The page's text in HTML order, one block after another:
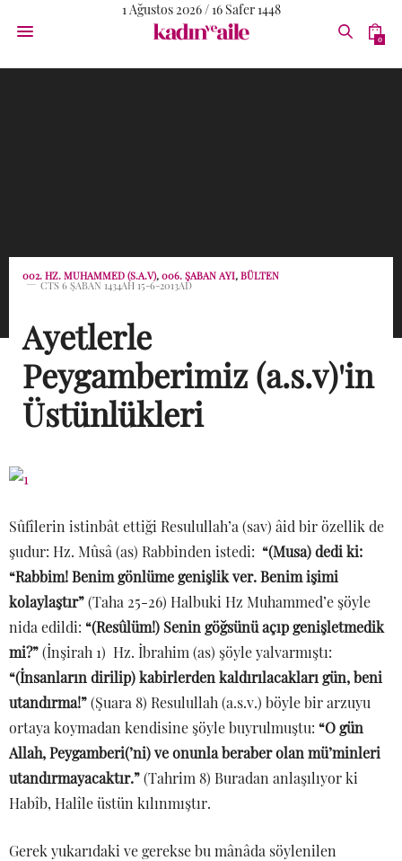
1 Ağustos 2026 / 16 Safer 1448
0
002. HZ. MUHAMMED (S.A.V), 006. ŞABAN AYI, BÜLTEN
CTS 6 ŞABAN 1434AH 15-6-2013AD
Ayetlerle
Peygamberimiz (a.s.v)'in
Üstünlükleri
Sûfîlerin istinbât ettiği Resulullah’a (sav) âid bir özellik de
şudur: Hz. Mûsâ (as) Rabbinden istedi: “(Musa) dedi ki:
“Rabbim! Benim gönlüme genişlik ver. Benim işimi
kolaylaştır”(Taha 25-26) Halbuki Hz Muhammed’e şöyle
nida edildi: “(Resûlüm!) Senin göğsünü açıp genişletmedik
mi?”(İnşirah 1) Hz. İbrahim (as) şöyle yalvarmıştı:
“(İnsanların dirilip) kabirlerden kaldırılacakları gün, beni
utandırma!”(Şuara 8) Resulullah (a.s.v.) böyle bir arzuyu
ortaya koymadan kendisine şöyle buyrulmuştu: “O gün
Allah, Peygamberi(’ni) ve onunla beraber olan mü’minleri
utandırmayacaktır.”(Tahrim 8) Buradan anlaşılıyor ki
Habîb, Halîle üstün kılınmıştır.
Gerek yukarıdaki ve gerekse bu mânâda söylenilen